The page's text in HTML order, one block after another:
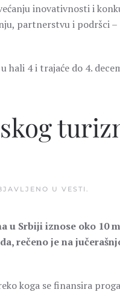
inovativnosti i
partnerstvu i podršci –
hali 4 i trajaće do 4.
U VESTI .
u Srbiji iznose oko 10
rečeno je na
koga se finansira